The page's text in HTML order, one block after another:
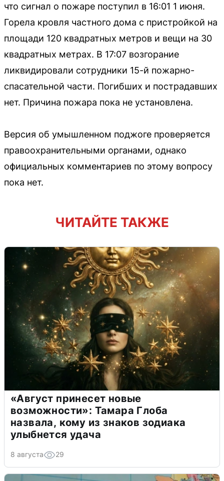
что сигнал о пожаре поступил в 16:01 1 июня.
Горела кровля частного дома с пристройкой на
площади 120 квадратных метров и вещи на 30
квадратных метрах. В 17:07 возгорание
ликвидировали сотрудники 15-й пожарно-
спасательной части. Погибших и пострадавших
нет. Причина пожара пока не установлена.
Версия об умышленном поджоге проверяется
правоохранительными органами, однако
официальных комментариев по этому вопросу
пока нет.
ЧИТАЙТЕ ТАКЖЕ
«Август принесет новые
возможности»: Тамара Глоба
назвала, кому из знаков зодиака
улыбнется удача
8 августа 29